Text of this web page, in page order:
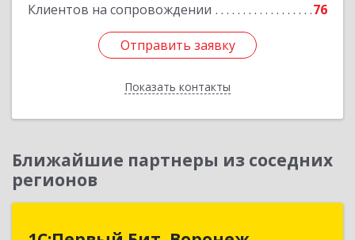
Клиентов на сопровождении 76
Отправить заявку
Показать контакты
Подробнее
Отправить заявку
Назад
Ближайшие партнеры из соседних
регионов
1С:Первый Бит, Воронеж